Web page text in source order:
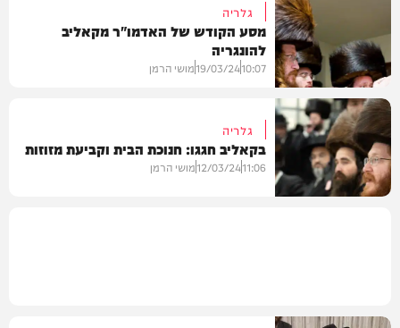
חרדים
בחצרות הקודש
גלריה
מסע הקודש של האדמו"ר מקאליב
להונגריה
10:07
19/03/24מושי הרמן
גלריה
בקאליב חגגו: חנוכת הבית וקביעת מזוזות
11:06
12/03/24מושי הרמן